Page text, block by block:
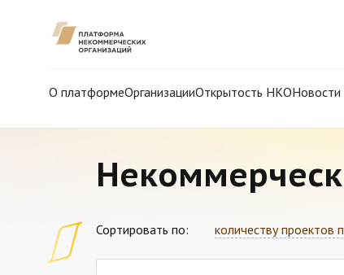
О платформеОрганизацииОткрытость НКОНовости
Сортировать по: количеству проектов